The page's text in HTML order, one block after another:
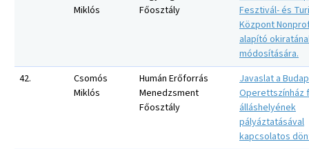
Miklós
Főosztály
Fesztivál- és
Központ
alapító
módosítására.
42.
Csomós
Miklós
Humán Erőforrás
Menedzsment
Főosztály
Javaslat a
Operettszínház
álláshelyének
pályáztatásával
kapcsolatos